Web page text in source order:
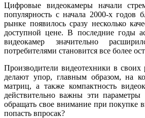
Цифровые видеокамеры начали
популярность с начала 2000-х годов
рынке появилось сразу несколько
доступной цене. В последние годы
видеокамер значительно
потребителями становится все более
Производители видеотехники в
делают упор, главным образом, на
матриц, а также компактность
действительно важны эти
обращать свое внимание при покупке
попасть впросак?